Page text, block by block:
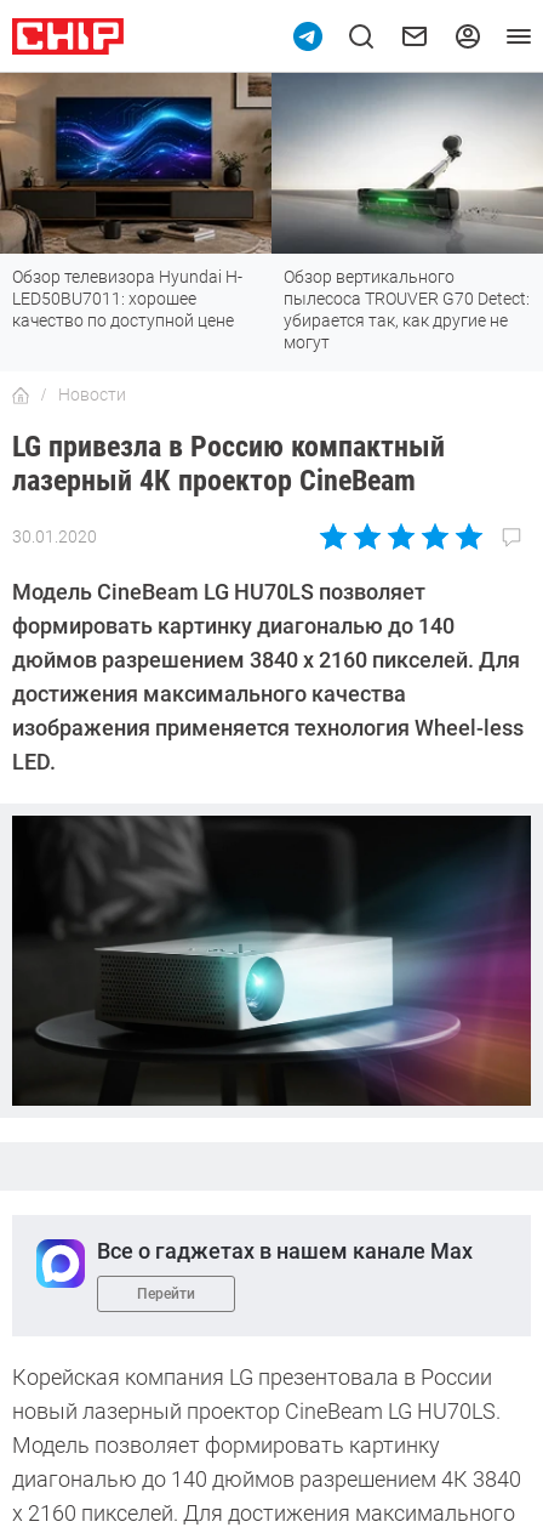
Обзор телевизора Hyundai H-
LED50BU7011: хорошее
качество по доступной цене
Обзор вертикального
пылесоса TROUVER G70 Detect:
убирается так, как другие не
могут
Новости
LG привезла в Россию компактный
лазерный 4К проектор CineBeam
30.01.2020
Автор:
Кошик
Модель CineBeam LG HU70LS позволяет
формировать картинку диагональю до 140
дюймов разрешением 3840 x 2160 пикселей. Для
достижения максимального качества
изображения применяется технология Wheel-less
LED.
Все о гаджетах в нашем канале Max
Перейти
Корейская компания LG презентовала в России
новый лазерный проектор CineBeam LG HU70LS.
Модель позволяет формировать картинку
диагональю до 140 дюймов разрешением 4К 3840
x 2160 пикселей. Для достижения максимального